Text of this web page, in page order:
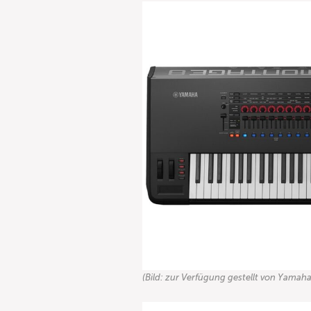
(Bild: zur Verfügung gestellt von